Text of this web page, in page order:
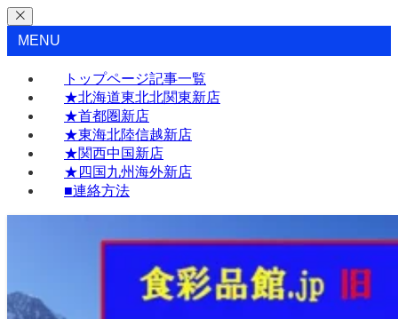
MENU
トップページ記事一覧
★北海道東北北関東新店
★首都圏新店
★東海北陸信越新店
★関西中国新店
★四国九州海外新店
■連絡方法